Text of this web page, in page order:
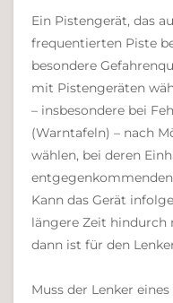
Ein Pistengerät, das
frequentierten Piste
besondere
mit Pistengeräten
– insbesondere bei
(Warntafeln) – nach
wählen, bei deren
Kann das Gerät
längere Zeit
dann ist für den
Muss der Lenker